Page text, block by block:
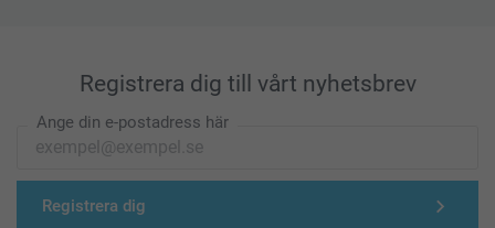
Registrera dig till vårt nyhetsbrev
Ange din e-postadress här
Registrera dig